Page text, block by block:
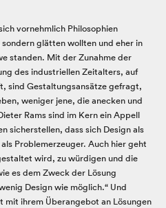
vornehmlich Philosophien
glätten wollten und eher in
standen. Mit der Zunahme der
des industriellen Zeitalters, auf
sind Gestaltungsansätze gefragt,
weniger jene, die anecken und
Rams sind im Kern ein Appell
sicherstellen, dass sich Design als
Problemerzeuger. Auch hier geht
wird, zu würdigen und die
es dem Zweck der Lösung
Design wie möglich.“ Und
ihrem Überangebot an Lösungen